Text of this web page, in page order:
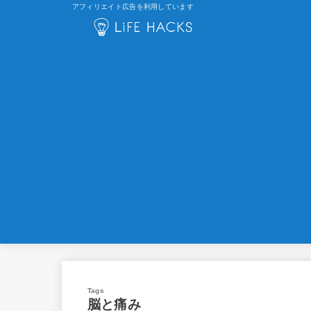
アフィリエイト広告を利用しています
脳と痛み